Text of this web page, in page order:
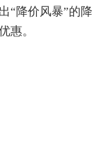
“降价风暴”的降
惠。